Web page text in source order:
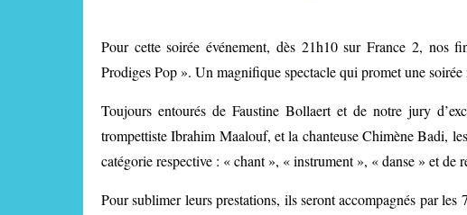
Pour cette soirée événement, dès 21h10 sur France 2, nos
Prodiges Pop ». Un magnifique spectacle qui promet une
Toujours entourés de Faustine Bollaert et de notre jury
trompettiste Ibrahim Maalouf, et la chanteuse Chimène Badi,
catégorie respective : « chant », « instrument », « danse » et
Pour sublimer leurs prestations, ils seront accompagnés par